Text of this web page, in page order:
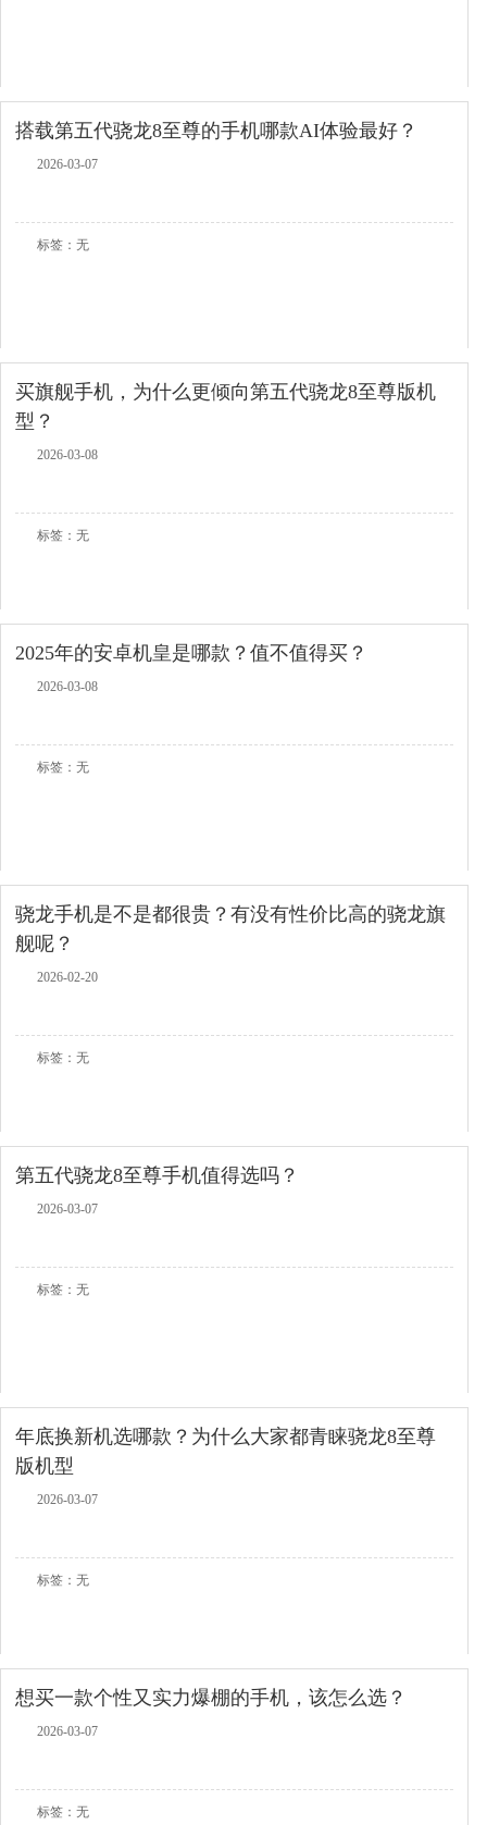
搭载第五代骁龙8至尊的手机哪款AI体验最好？
2026-03-07
标签：无
买旗舰手机，为什么更倾向第五代骁龙8至尊版机
型？
2026-03-08
标签：无
2025年的安卓机皇是哪款？值不值得买？
2026-03-08
标签：无
骁龙手机是不是都很贵？有没有性价比高的骁龙旗
舰呢？
2026-02-20
标签：无
第五代骁龙8至尊手机值得选吗？
2026-03-07
标签：无
年底换新机选哪款？为什么大家都青睐骁龙8至尊
版机型
2026-03-07
标签：无
想买一款个性又实力爆棚的手机，该怎么选？
2026-03-07
标签：无